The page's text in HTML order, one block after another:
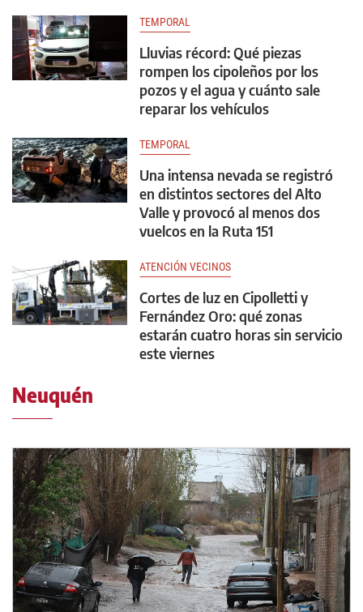
TEMPORAL
Lluvias récord: Qué piezas
rompen los cipoleños por los
pozos y el agua y cuánto sale
reparar los vehículos
TEMPORAL
Una intensa nevada se registró
en distintos sectores del Alto
Valle y provocó al menos dos
vuelcos en la Ruta 151
ATENCIÓN VECINOS
Cortes de luz en Cipolletti y
Fernández Oro: qué zonas
estarán cuatro horas sin servicio
este viernes
Neuquén